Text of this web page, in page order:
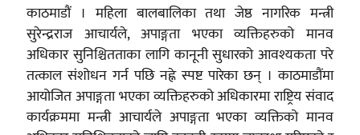
काठमाडौं । महिला बालबालिका तथा जेष्ठ नागरिक मन्त्री
सुरेन्द्रराज आचार्यले, अपाङ्गता भएका व्यक्तिहरुको मानव
अधिकार सुनिश्चितताका लागि कानूनी सुधारको आवश्यकता परे
तत्काल संशोधन गर्न पछि नह्ने स्पष्ट पारेका छन् । काठमाडौंमा
आयोजित अपाङ्गता भएका व्यक्तिहरुको अधिकारमा राष्ट्रिय संवाद
कार्यक्रममा मन्त्री आचार्यले अपाङ्गता भएका व्यक्तिको मानव